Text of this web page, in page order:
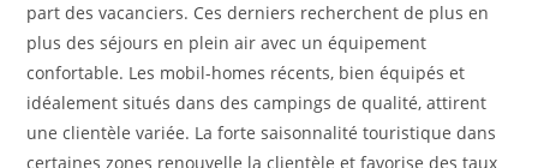
part des vacanciers. Ces derniers recherchent de plus en
plus des séjours en plein air avec un équipement
confortable. Les mobil-homes récents, bien équipés et
idéalement situés dans des campings de qualité, attirent
une clientèle variée. La forte saisonnalité touristique dans
certaines zones renouvelle la clientèle et favorise des taux